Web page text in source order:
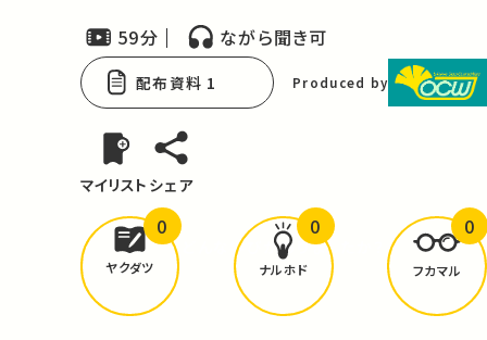
59分 ながら聞き可
配布資料 1 Produced by
マイリスト シェア
どんな学びがありましたか？
ヤクダツ
0
ナルホド
0
フカマル
0